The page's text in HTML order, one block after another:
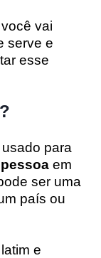
você vai
serve e
esse
para
em
ser uma
país ou
e